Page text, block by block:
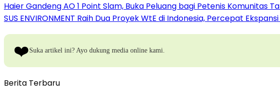
Haier Gandeng AO 1 Point Slam, Buka Peluang bagi Petenis Komunitas
SUS ENVIRONMENT Raih Dua Proyek WtE di Indonesia, Percepat
❤️ Suka artikel ini? Ayo dukung media online kami.
Berita Terbaru